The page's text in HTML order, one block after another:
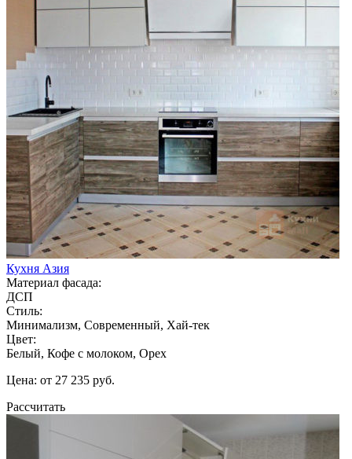
Кухня Азия
Материал фасада:
ДСП
Стиль:
Минимализм, Современный, Хай-тек
Цвет:
Белый, Кофе с молоком, Орех
Цена: от 27 235 руб.
Рассчитать